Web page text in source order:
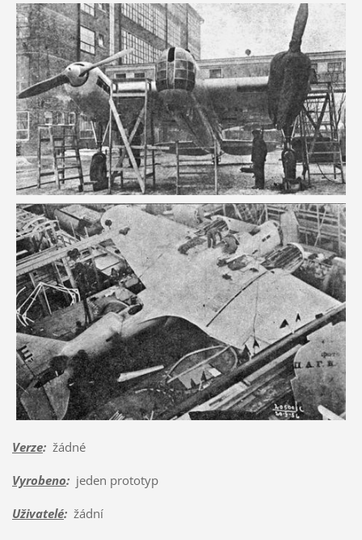
Verze:žádné
Vyrobeno:jeden prototyp
Uživatelé:žádní